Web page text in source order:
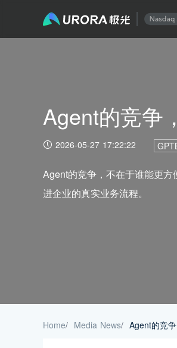
Agent的竞争
2026-05-27 17:22:22
Agent的竞争，不在于谁能更
进企业的真实业务流程。
Home/ Media News/ Agent的竞